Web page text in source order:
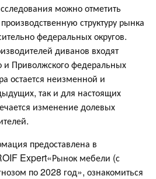
можно отметить
структуру рынка
федеральных округов.
диванов входят
и Приволжского федеральных
остается неизменной и
так и для настоящих
изменение долевых
предоставлена в
Expert«Рынок мебели (с
по 2028 год», ознакомиться